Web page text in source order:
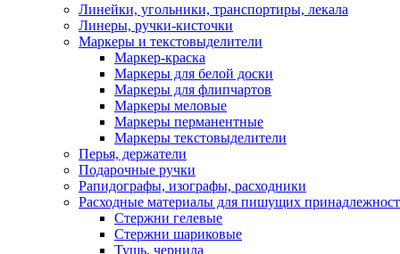
Линейки, угольники, транспортиры, лекала
Линеры, ручки-кисточки
Маркеры и текстовыделители
Маркер-краска
Маркеры для белой доски
Маркеры для флипчартов
Маркеры меловые
Маркеры перманентные
Маркеры текстовыделители
Перья, держатели
Подарочные ручки
Рапидографы, изографы, расходники
Расходные материалы для пишущих
Стержни гелевые
Стержни шариковые
Тушь, чернила